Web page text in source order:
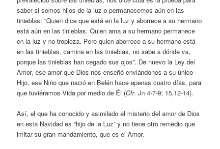
saber si somos hijos de la luz o permanecemos aún en las
tinieblas: “Quien dice que está en la luz y aborrece a su hermano
está aún en las tinieblas. Quien ama a su hermano permanece
en la luz y no tropieza. Pero quien aborrece a su hermano está
en las tinieblas, camina en las tinieblas, no sabe a dónde va,
porque las tinieblas han cegado sus ojos”. De nuevo la Ley del
Amor, ese amor que Dios nos enseñó enviándonos a su único
Hijo, ese Niño que nació en Belén hace apenas cuatro días, para
que tuviéramos Vida por medio de Él (Cfr. Jn 4-7-9; 15,12-14).
Así, el que ha conocido y asimilado el misterio del amor de Dios
en esta Navidad es “hijo de la Luz” y no tiene otro remedio que
imitar su gran mandamiento, que es el Amor.